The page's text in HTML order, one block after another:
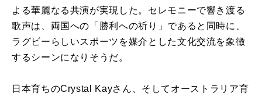
よる華麗なる共演が実現した。セレモニーで響き渡る
歌声は、両国への「勝利への祈り」であると同時に、
ラグビーらしいスポーツを媒介とした文化交流を象徴
するシーンになりそうだ。
日本育ちのCrystal Kayさん、そしてオーストラリア育